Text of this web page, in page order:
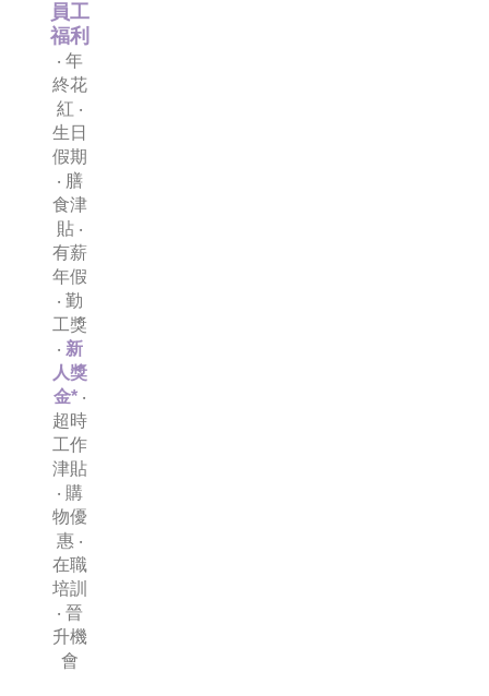
員工
福利
‧ 年
終花
紅 ‧
生日
假期
‧ 膳
食津
貼 ‧
有薪
年假
‧ 勤
工獎
‧ 新
人獎
金*‧
超時
工作
津貼
‧ 購
物優
惠 ‧
在職
培訓
‧ 晉
升機
會